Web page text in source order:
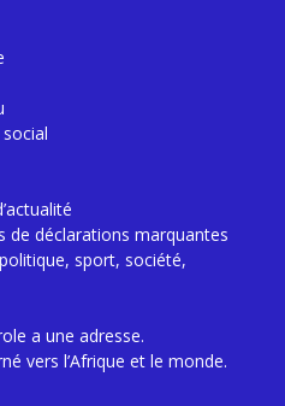
de déclarations marquantes
sport, société,
a une adresse.
vers l’Afrique et le monde.